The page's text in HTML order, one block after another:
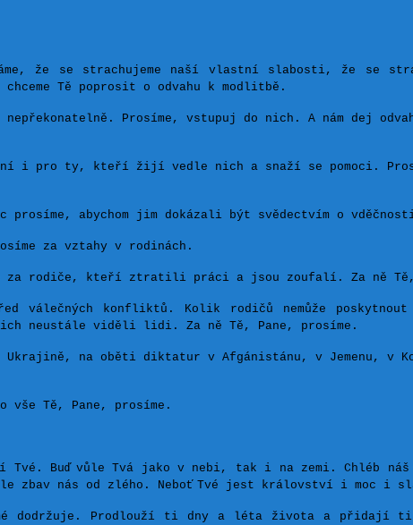
že se strachujeme naší vlastní slabosti, že se
Tě poprosit o odvahu k modlitbě.
Prosíme, vstupuj do nich. A nám dej
i pro ty, kteří žijí vedle nich a snaží se pomoci.
prosíme, abychom jim dokázali být svědectvím o
za vztahy v rodinách.
za rodiče, kteří ztratili práci a jsou zoufalí. Za ně Tě,
konfliktů. Kolik rodičů nemůže poskytnout
neustále viděli lidi. Za ně Tě, Pane, prosíme.
Ukrajině, na oběti diktatur v Afgánistánu, v Jemenu, v
vše Tě, Pane, prosíme.
Tvé. Buď vůle Tvá jako v nebi, tak i na zemi. Chléb náš
zbav nás od zlého. Neboť Tvé jest království i moc i
mé dodržuje. Prodlouží ti dny a léta života a přidají